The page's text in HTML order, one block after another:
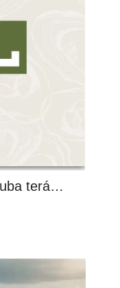
terá…